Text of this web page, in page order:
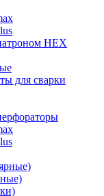
HEX
для сварки